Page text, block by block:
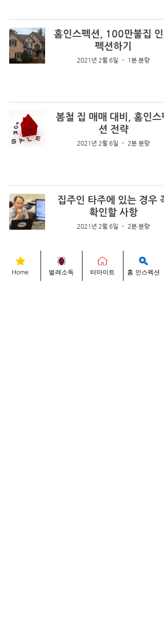
홈인스펙션, 100만불집 인
펙션하기
2021년 2월 6일 1분 분량
봄철 집 매매 대비, 홈인스
션 전략
2021년 2월 6일 2분 분량
집주인 타주에 있는 경우 꼭
확인할 사항
2021년 2월 6일 2분 분량
홈인스펙션 문제 발견시 네
Home 벌레소독 터마이트 홈 인스펙션